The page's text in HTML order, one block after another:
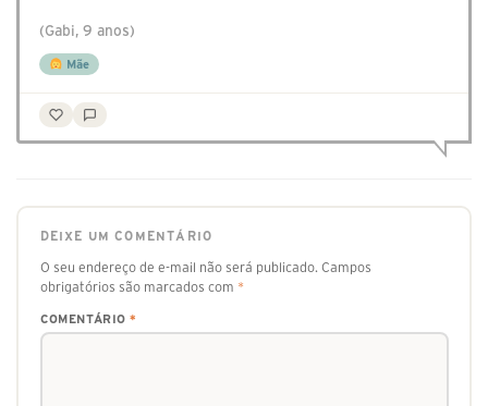
(Gabi, 9 anos)
Mãe
DEIXE UM COMENTÁRIO
O seu endereço de e-mail não será publicado. Campos
obrigatórios são marcados com *
COMENTÁRIO *